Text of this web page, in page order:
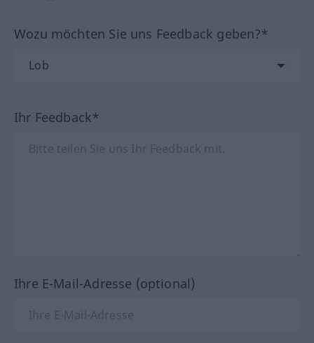
Wozu möchten Sie uns Feedback geben?*
Ihr Feedback*
Ihre E-Mail-Adresse (optional)